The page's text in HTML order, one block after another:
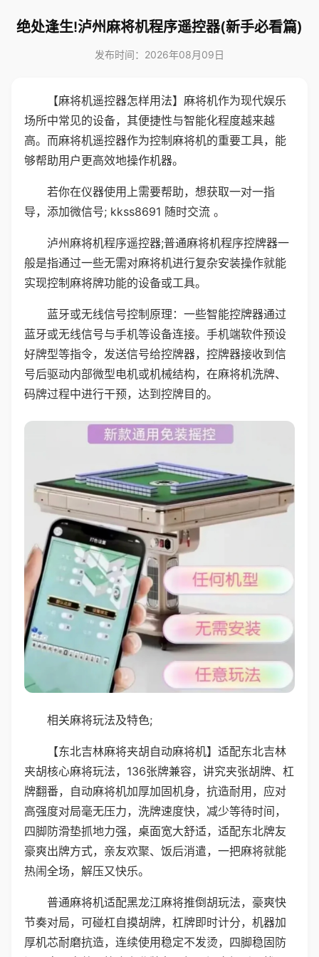
绝处逢生!泸州麻将机程序遥控器(新手必看篇)
发布时间：2026年08月09日
【麻将机遥控器怎样用法】麻将机作为现代娱乐
场所中常见的设备，其便捷性与智能化程度越来越
高。而麻将机遥控器作为控制麻将机的重要工具，能
够帮助用户更高效地操作机器。
若你在仪器使用上需要帮助，想获取一对一指
导，添加微信号; kkss8691 随时交流 。
泸州麻将机程序遥控器;普通麻将机程序控牌器一
般是指通过一些无需对麻将机进行复杂安装操作就能
实现控制麻将牌功能的设备或工具。
蓝牙或无线信号控制原理：一些智能控牌器通过
蓝牙或无线信号与手机等设备连接。手机端软件预设
好牌型等指令，发送信号给控牌器，控牌器接收到信
号后驱动内部微型电机或机械结构，在麻将机洗牌、
码牌过程中进行干预，达到控牌目的。
相关麻将玩法及特色;
【东北吉林麻将夹胡自动麻将机】适配东北吉林
夹胡核心麻将玩法，136张牌兼容，讲究夹张胡牌、杠
牌翻番，自动麻将机加厚加固机身，抗造耐用，应对
高强度对局毫无压力，洗牌速度快，减少等待时间，
四脚防滑垫抓地力强，桌面宽大舒适，适配东北牌友
豪爽出牌方式，亲友欢聚、饭后消遣，一把麻将就能
热闹全场，解压又快乐。
普通麻将机适配黑龙江麻将推倒胡玩法，豪爽快
节奏对局，可碰杠自摸胡牌，杠牌即时计分，机器加
厚机芯耐磨抗造，连续使用稳定不发烫，四脚稳固防